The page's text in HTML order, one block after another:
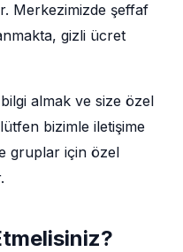
Merkezimizde şeffaf
gizli ücret
almak ve size özel
bizimle iletişime
gruplar için özel